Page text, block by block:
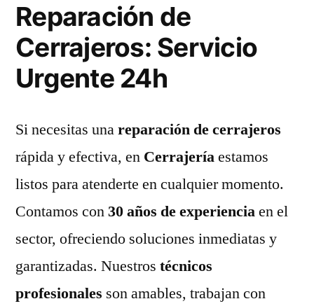
Reparación de
Cerrajeros: Servicio
Urgente 24h
Si necesitas unareparación de cerrajeros
rápida y efectiva, en Cerrajeríaestamos
listos para atenderte en cualquier momento.
Contamos con30 años de experienciaen el
sector, ofreciendo soluciones inmediatas y
garantizadas. Nuestros técnicos
profesionales son amables, trabajan con